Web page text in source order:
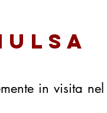
in visita